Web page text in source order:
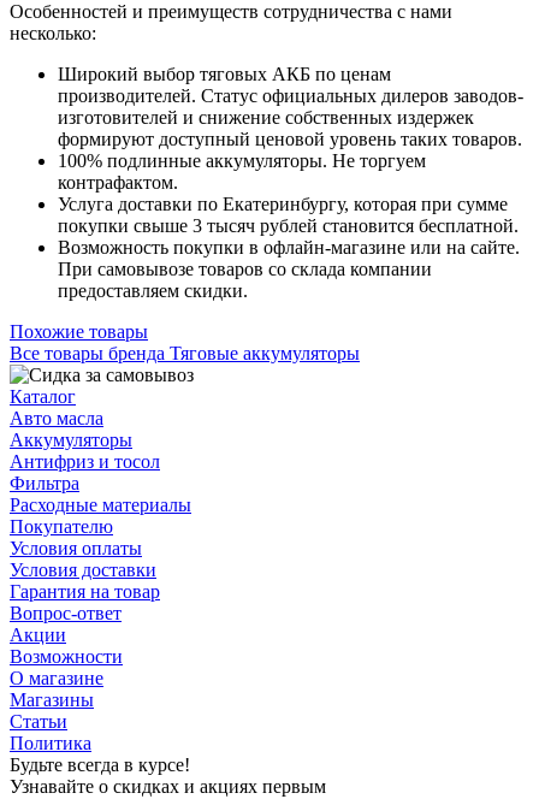
Особенностей и преимуществ сотрудничества с нами
несколько:
Широкий выбор тяговых АКБ по ценам
производителей. Статус официальных дилеров заводов-
изготовителей и снижение собственных издержек
формируют доступный ценовой уровень таких товаров.
100% подлинные аккумуляторы. Не торгуем
контрафактом.
Услуга доставки по Екатеринбургу, которая при сумме
покупки свыше 3 тысяч рублей становится бесплатной.
Возможность покупки в офлайн-магазине или на сайте.
При самовывозе товаров со склада компании
предоставляем скидки.
Похожие товары
Все товары бренда Тяговые аккумуляторы
Каталог
Авто масла
Аккумуляторы
Антифриз и тосол
Фильтра
Расходные материалы
Покупателю
Условия оплаты
Условия доставки
Гарантия на товар
Вопрос-ответ
Акции
Возможности
О магазине
Магазины
Статьи
Политика
Будьте всегда в курсе!
Узнавайте о скидках и акциях первым